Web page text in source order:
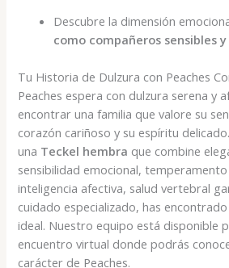
Descubre la dimensión
como compañeros sensibles
Tu Historia de Dulzura con Peaches
Peaches espera con dulzura serena y
encontrar una familia que valore su
corazón cariñoso y su espíritu
una Teckel hembra que combine
sensibilidad emocional,
inteligencia afectiva, salud vertebral
cuidado especializado, has
ideal. Nuestro equipo está disponible
encuentro virtual donde podrás
carácter de Peaches.